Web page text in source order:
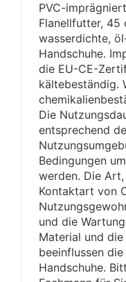
PVC-
Flanellfutter, 45
wasserdichte,
Handschuhe.
die EU-CE-
kältebeständig.
Die
entsprechend
Bedingungen
werden. Die
Kontaktart von
und die
Material und
beeinflussen
Handschuhe.